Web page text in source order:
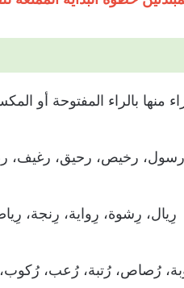
منها بالراء المفتوحة أو
رخيص، رحيق، رغيف،
رِشوة، رِواية، رِنجة،
رُصاص، رُتبة، رُعب،